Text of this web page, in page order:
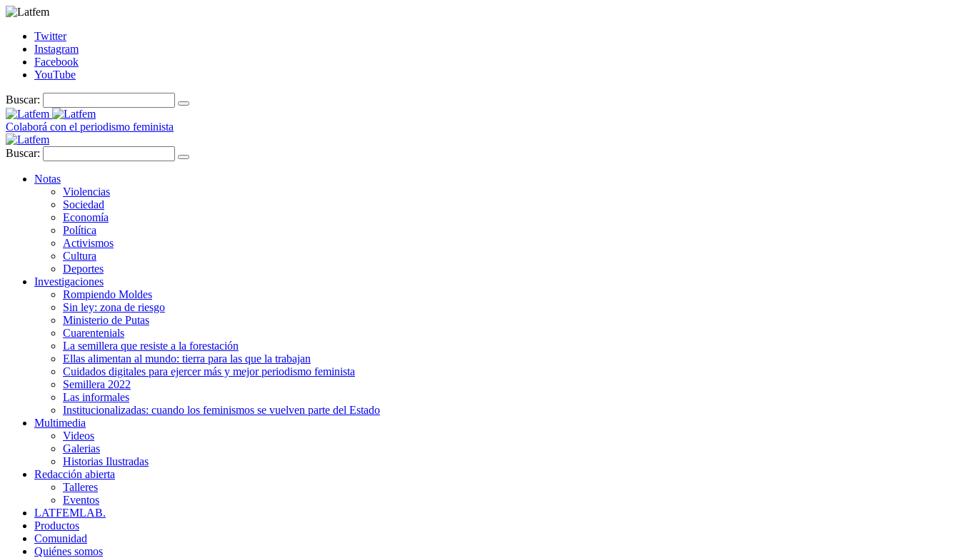
Twitter
Instagram
Facebook
YouTube
Buscar:
Colaborá con el periodismo feminista
Buscar:
Notas
Violencias
Sociedad
Economía
Política
Activismos
Cultura
Deportes
Investigaciones
Rompiendo Moldes
Sin ley: zona de riesgo
Ministerio de Putas
Cuarentenials
La semillera que resiste a la forestación
Ellas alimentan al mundo: tierra para las que la trabajan
Cuidados digitales para ejercer más y mejor periodismo feminista
Semillera 2022
Las informales
Institucionalizadas: cuando los feminismos se vuelven parte del Estado
Multimedia
Videos
Galerias
Historias Ilustradas
Redacción abierta
Talleres
Eventos
LATFEMLAB.
Productos
Comunidad
Quiénes somos